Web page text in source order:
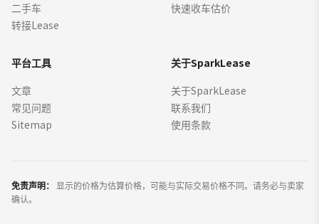
二手车
转接Lease
快速收车估价
平台工具
文章
常见问题
Sitemap
关于SparkLease
关于SparkLease
联系我们
使用条款
免责声明：
显示的价格为估算价格，可能与实际交易价格不同。请务必与卖家
确认。